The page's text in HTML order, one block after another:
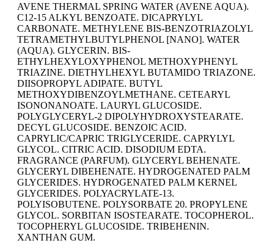
AVENE THERMAL SPRING WATER (AVENE AQUA).
C12-15 ALKYL BENZOATE. DICAPRYLYL
CARBONATE. METHYLENE BIS-BENZOTRIAZOLYL
TETRAMETHYLBUTYLPHENOL [NANO]. WATER
(AQUA). GLYCERIN. BIS-
ETHYLHEXYLOXYPHENOL METHOXYPHENYL
TRIAZINE. DIETHYLHEXYL BUTAMIDO TRIAZONE.
DIISOPROPYL ADIPATE. BUTYL
METHOXYDIBENZOYLMETHANE. CETEARYL
ISONONANOATE. LAURYL GLUCOSIDE.
POLYGLYCERYL-2 DIPOLYHYDROXYSTEARATE.
DECYL GLUCOSIDE. BENZOIC ACID.
CAPRYLIC/CAPRIC TRIGLYCERIDE. CAPRYLYL
GLYCOL. CITRIC ACID. DISODIUM EDTA.
FRAGRANCE (PARFUM). GLYCERYL BEHENATE.
GLYCERYL DIBEHENATE. HYDROGENATED PALM
GLYCERIDES. HYDROGENATED PALM KERNEL
GLYCERIDES. POLYACRYLATE-13.
POLYISOBUTENE. POLYSORBATE 20. PROPYLENE
GLYCOL. SORBITAN ISOSTEARATE. TOCOPHEROL.
TOCOPHERYL GLUCOSIDE. TRIBEHENIN.
XANTHAN GUM.